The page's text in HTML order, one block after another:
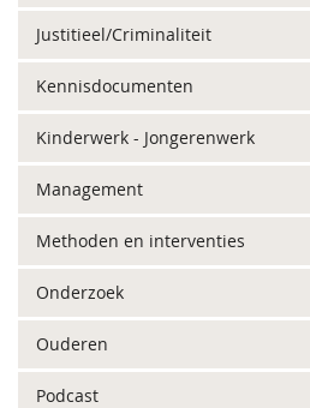
Justitieel/Criminaliteit
Kennisdocumenten
Kinderwerk - Jongerenwerk
Management
Methoden en interventies
Onderzoek
Ouderen
Podcast